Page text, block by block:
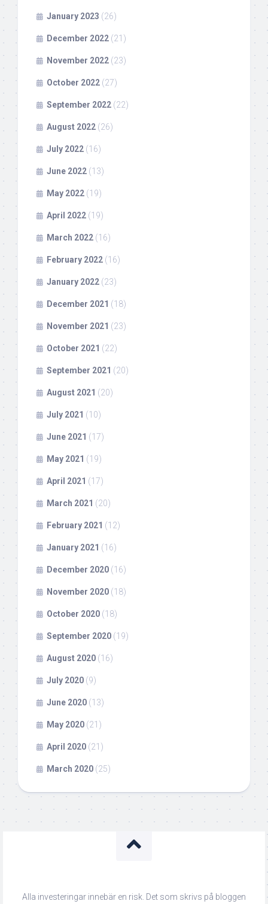
January 2023 (26)
December 2022 (21)
November 2022 (23)
October 2022 (27)
September 2022 (22)
August 2022 (26)
July 2022 (16)
June 2022 (13)
May 2022 (19)
April 2022 (19)
March 2022 (16)
February 2022 (16)
January 2022 (23)
December 2021 (18)
November 2021 (23)
October 2021 (22)
September 2021 (20)
August 2021 (20)
July 2021 (10)
June 2021 (17)
May 2021 (19)
April 2021 (17)
March 2021 (20)
February 2021 (12)
January 2021 (16)
December 2020 (16)
November 2020 (18)
October 2020 (18)
September 2020 (19)
August 2020 (16)
July 2020 (9)
June 2020 (13)
May 2020 (21)
April 2020 (21)
March 2020 (25)
Alla investeringar innebär en risk. Det som skrivs på bloggen